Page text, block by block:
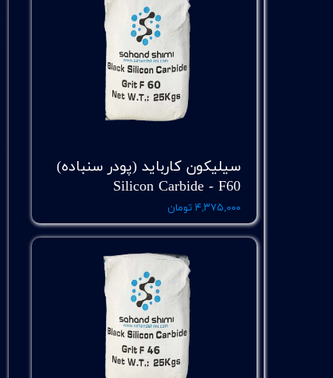
سیلیکون کارباید (پودر سنباده)
Silicon Carbide - F60
۴,۳۷۵,۰۰۰ تومان